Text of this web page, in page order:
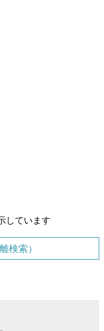
しています
検索）